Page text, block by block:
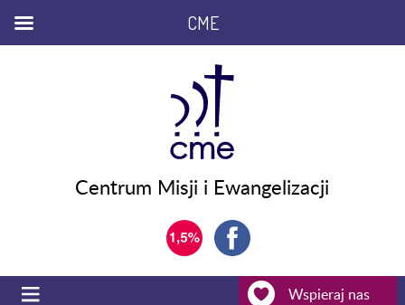
Centrum Misji i Ewangelizacji
Wspieraj nas
CME